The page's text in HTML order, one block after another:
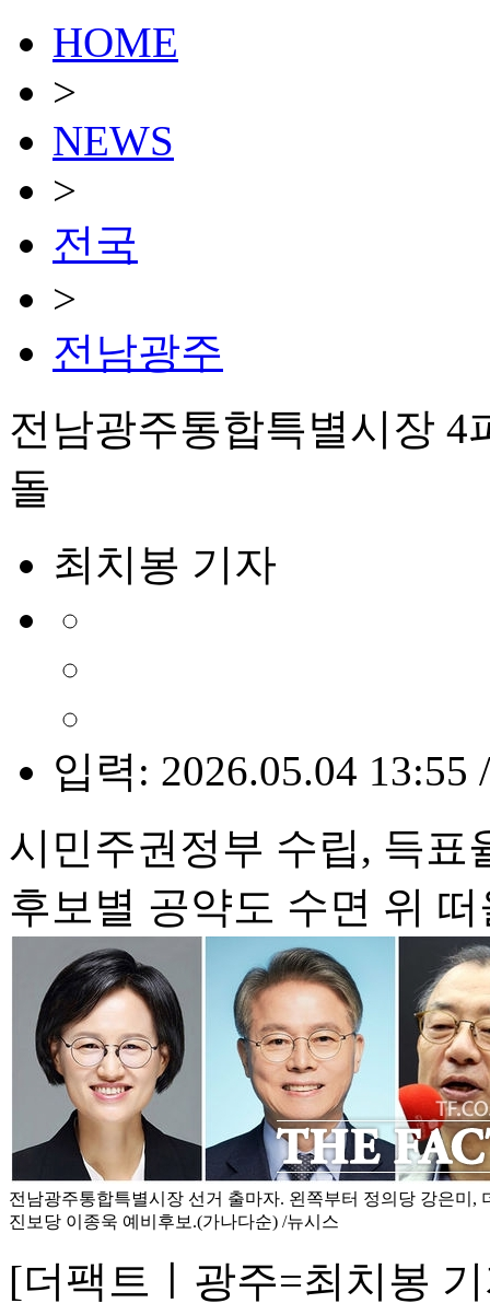
HOME
>
NEWS
>
전국
>
전남광주
전남광주통합특별시장 4
돌
최치봉 기자
입력: 2026.05.04 13:55
시민주권정부 수립, 득표
후보별 공약도 수면 위
전남광주통합특별시장 선거 출마자. 왼쪽부터 정의당 강은미,
진보당 이종욱 예비후보.(가나다순) /뉴시스
[더팩트ㅣ광주=최치봉